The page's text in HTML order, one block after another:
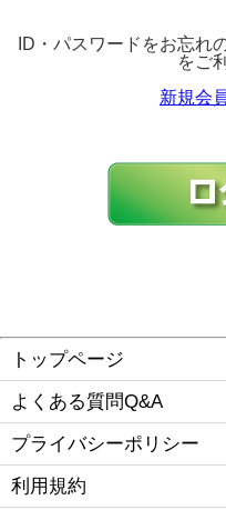
ID・パスワードをお忘れ
をご
新規会
トップページ
よくある質問Q&A
プライバシーポリシー
利用規約